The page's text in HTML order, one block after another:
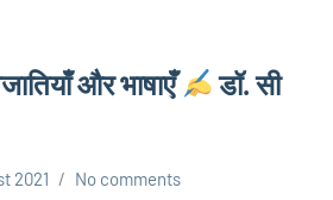
और भाषाएँ
डॉ. सी
2021 No comments